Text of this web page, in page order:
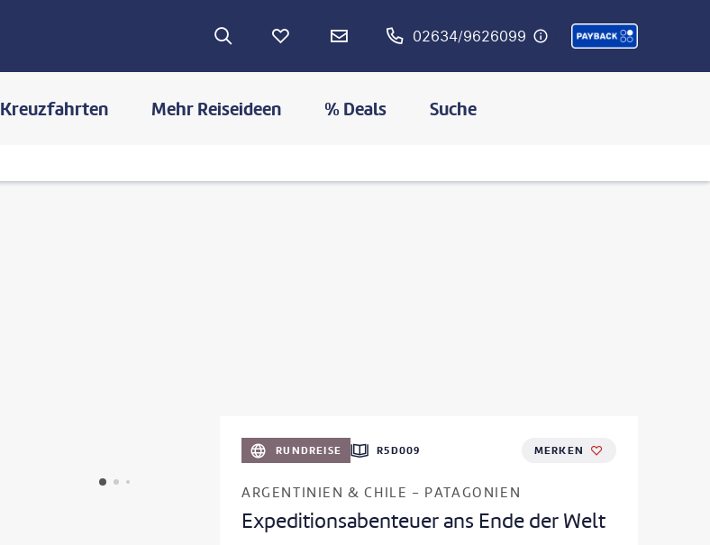
02634/9626099
Kreuzfahrten Mehr Reiseideen % Deals Suche
RUNDREISE R5D009 MERKEN
ARGENTINIEN & CHILE - PATAGONIEN
Expeditionsabenteuer ans Ende der Welt